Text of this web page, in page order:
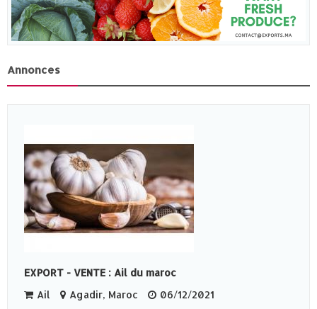
Annonces
EXPORT - VENTE : Ail du maroc
Ail
Agadir, Maroc
06/12/2021